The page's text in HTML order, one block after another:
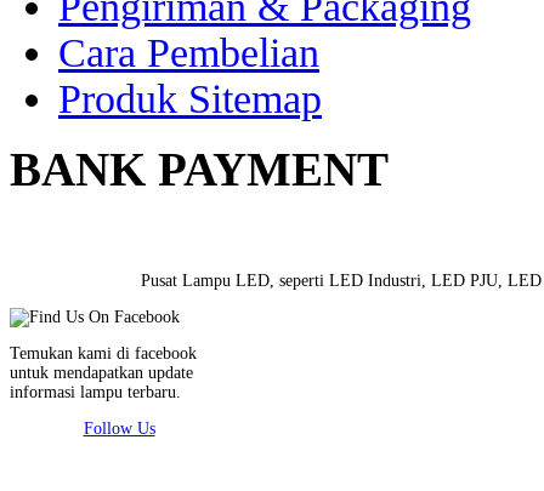
Cara Pembelian
Produk Sitemap
BANK PAYMENT
Pusat Lampu LED, seperti LED Industri, LED PJU,
Temukan kami di facebook
untuk mendapatkan update
informasi lampu terbaru.
Follow Us